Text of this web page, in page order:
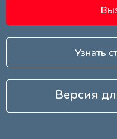
Узнать
Версия